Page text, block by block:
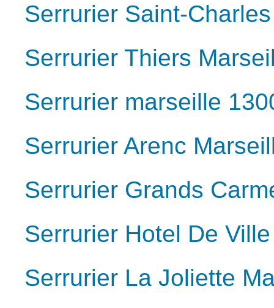
Serrurier Saint-
Serrurier Thiers
Serrurier marseille
Serrurier Arenc
Serrurier Grands
Serrurier Hotel De
Serrurier La Joliette